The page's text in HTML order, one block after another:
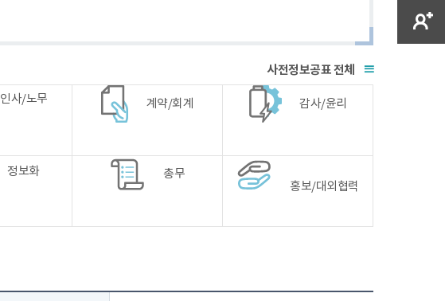
전체
인사/노무 계약/회계 감사/윤리
정보화 총무
홍보/대외협력